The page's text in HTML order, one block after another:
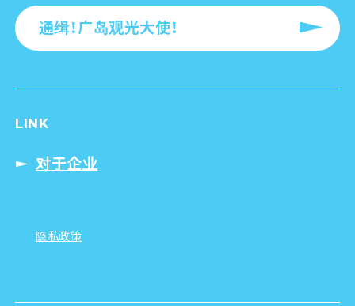
通缉！广岛观光大使！
LINK
对于企业
隐私政策